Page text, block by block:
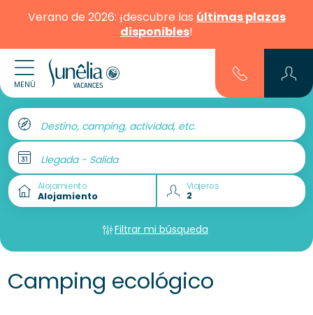
Verano de 2026: ¡descubre las últimas plazas
disponibles!
MENÚ
Destino, camping, actividad, etc.
Llegada - Salida
Alojamiento Viajeros
Filtrar mi búsqueda
Camping ecológico